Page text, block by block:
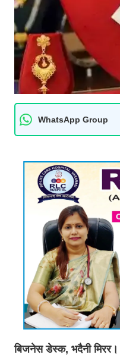
WhatsApp Group
बिजनेस डेस्क, भदैनी मिरर।